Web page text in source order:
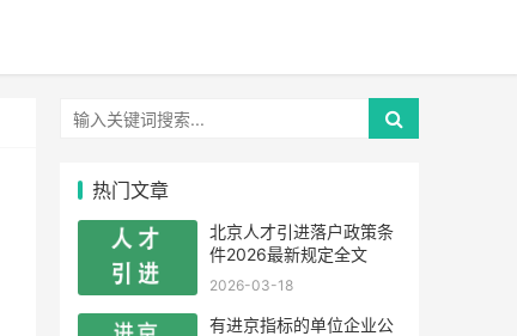
热门文章
北京人才引进落户政策条
件2026最新规定全文
2026-03-18
有进京指标的单位企业公